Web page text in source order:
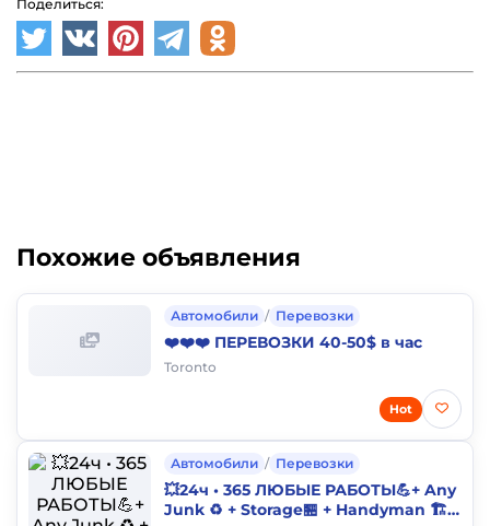
Поделиться:
Похожие объявления
Автомобили / Перевозки
❤️❤️❤️ ПЕРЕВОЗКИ 40-50$ в час
Toronto
Hot
Автомобили / Перевозки
💥24ч • 365 ЛЮБЫЕ РАБОТЫ💪+ Any
Junk ♻️ + Storage🏪 + Handyman 🏗+